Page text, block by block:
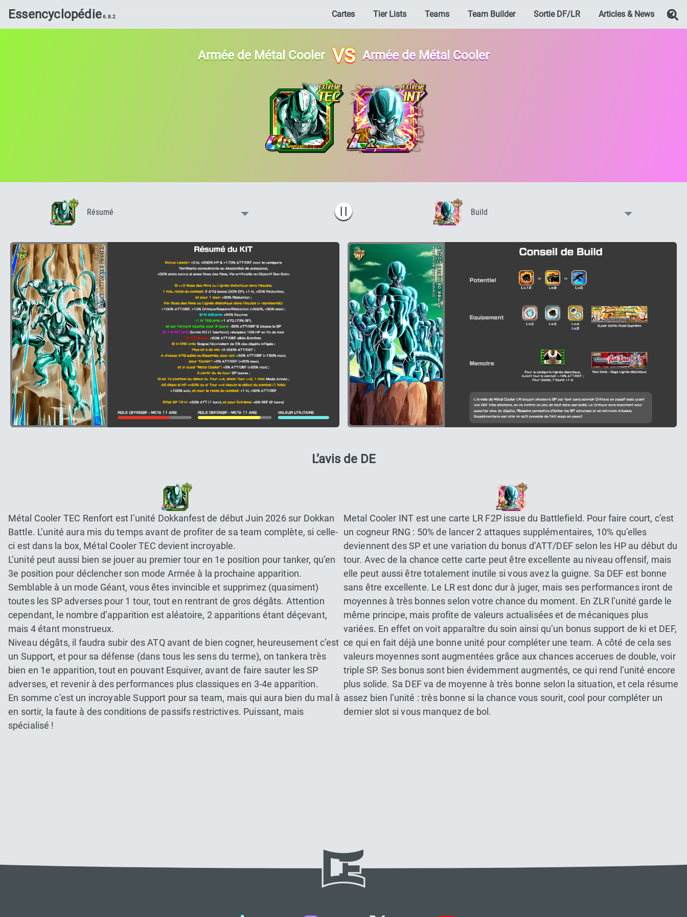
Essencyclopédie Cartes Tier Lists Teams Team Builder Sortie DF/LR Articles & News
Armée de Métal Cooler VS Armée de Métal Cooler
| |
L’avis de DE
Métal Cooler TEC Renfort est l’unité Dokkanfest de début Juin 2026 sur Dokkan
Battle. L’unité aura mis du temps avant de profiter de sa team complète, si celle-
ci est dans la box, Métal Cooler TEC devient incroyable.
L’unité peut aussi bien se jouer au premier tour en 1e position pour tanker, qu’en
3e position pour déclencher son mode Armée à la prochaine apparition.
Semblable à un mode Géant, vous êtes invincible et supprimez (quasiment)
toutes les SP adverses pour 1 tour, tout en rentrant de gros dégâts. Attention
cependant, le nombre d’apparition est aléatoire, 2 apparitions étant déçevant,
mais 4 étant monstrueux.
Niveau dégâts, il faudra subir des ATQ avant de bien cogner, heureusement c’est
un Support, et pour sa défense (dans tous les sens du terme), on tankera très
bien en 1e apparition, tout en pouvant Esquiver, avant de faire sauter les SP
adverses, et revenir à des performances plus classiques en 3-4e apparition.
En somme c’est un incroyable Support pour sa team, mais qui aura bien du mal à
en sortir, la faute à des conditions de passifs restrictives. Puissant, mais
spécialisé !
Metal Cooler INT est une carte LR F2P issue du Battlefield. Pour faire court, c’est
un cogneur RNG : 50% de lancer 2 attaques supplémentaires, 10% qu’elles
deviennent des SP et une variation du bonus d’ATT/DEF selon les HP au début du
tour. Avec de la chance cette carte peut être excellente au niveau offensif, mais
elle peut aussi être totalement inutile si vous avez la guigne. Sa DEF est bonne
sans être excellente. Le LR est donc dur à juger, mais ses performances iront de
moyennes à très bonnes selon votre chance du moment. En ZLR l’unité garde le
même principe, mais profite de valeurs actualisées et de mécaniques plus
variées. En effet on voit apparaître du soin ainsi qu’un bonus support de ki et DEF,
ce qui en fait déjà une bonne unité pour compléter une team. A côté de cela ses
valeurs moyennes sont augmentées grâce aux chances accerues de double, voir
triple SP. Ses bonus sont bien évidemment augmentés, ce qui rend l’unité encore
plus solide. Sa DEF va de moyenne à très bonne selon la situation, et cela résume
assez bien l’unité : très bonne si la chance vous sourit, cool pour compléter un
dernier slot si vous manquez de bol.